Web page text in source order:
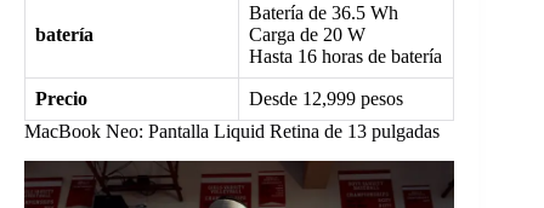
batería
Batería de 36.5 Wh
Carga de 20 W
Hasta 16 horas de batería
Precio
Desde 12,999 pesos
MacBook Neo: Pantalla Liquid Retina de 13 pulgadas